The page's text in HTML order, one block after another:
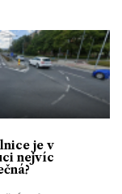
je v
nejvíc